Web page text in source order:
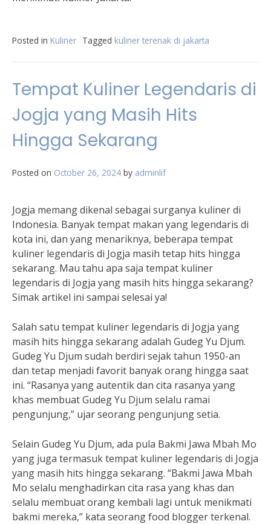
Posted in Kuliner Tagged kuliner terenak di jakarta
Tempat Kuliner Legendaris di
Jogja yang Masih Hits
Hingga Sekarang
Posted on October 26, 2024 by adminlif
Jogja memang dikenal sebagai surganya kuliner di
Indonesia. Banyak tempat makan yang legendaris di
kota ini, dan yang menariknya, beberapa tempat
kuliner legendaris di Jogja masih tetap hits hingga
sekarang. Mau tahu apa saja tempat kuliner
legendaris di Jogja yang masih hits hingga sekarang?
Simak artikel ini sampai selesai ya!
Salah satu tempat kuliner legendaris di Jogja yang
masih hits hingga sekarang adalah Gudeg Yu Djum.
Gudeg Yu Djum sudah berdiri sejak tahun 1950-an
dan tetap menjadi favorit banyak orang hingga saat
ini. “Rasanya yang autentik dan cita rasanya yang
khas membuat Gudeg Yu Djum selalu ramai
pengunjung,” ujar seorang pengunjung setia.
Selain Gudeg Yu Djum, ada pula Bakmi Jawa Mbah Mo
yang juga termasuk tempat kuliner legendaris di Jogja
yang masih hits hingga sekarang. “Bakmi Jawa Mbah
Mo selalu menghadirkan cita rasa yang khas dan
selalu membuat orang kembali lagi untuk menikmati
bakmi mereka,” kata seorang food blogger terkenal.